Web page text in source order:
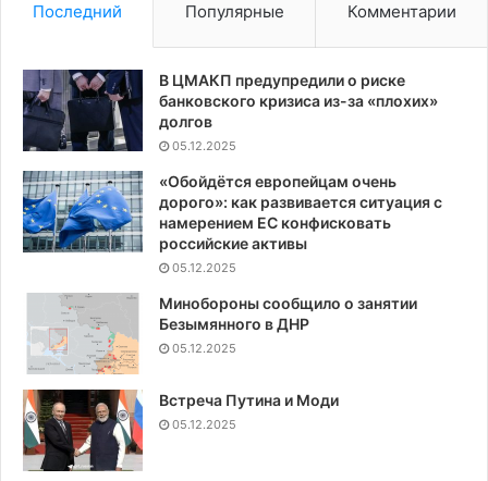
Последний Популярные Комментарии
В ЦМАКП предупредили о риске
банковского кризиса из-за «плохих»
долгов
05.12.2025
«Обойдётся европейцам очень
дорого»: как развивается ситуация с
намерением ЕС конфисковать
российские активы
05.12.2025
Минобороны сообщило о занятии
Безымянного в ДНР
05.12.2025
Встреча Путина и Моди
05.12.2025